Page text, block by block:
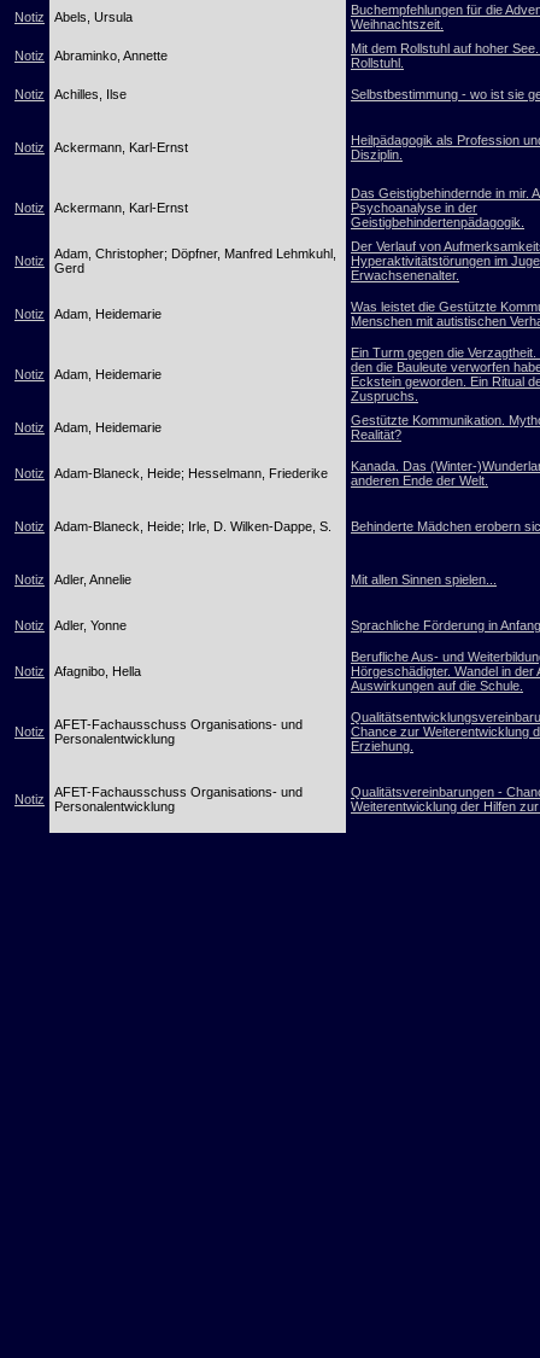
Notiz Abels, Ursula
Buchempfehlungen für die
Weihnachtszeit.
Notiz Abraminko, Annette
Mit dem Rollstuhl auf hoher
Rollstuhl.
Notiz Achilles, Ilse Selbstbestimmung - wo ist sie
Notiz Ackermann, Karl-Ernst
Heilpädagogik als Profession
Disziplin.
Notiz Ackermann, Karl-Ernst
Das Geistigbehindernde in mir.
Psychoanalyse in der
Geistigbehindertenpädagogik.
Notiz
Adam, Christopher; Döpfner, Manfred Lehmkuhl,
Gerd
Der Verlauf von
Hyperaktivitätstörungen im
Erwachsenenalter.
Notiz Adam, Heidemarie
Was leistet die Gestützte
Menschen mit autistischen
Notiz Adam, Heidemarie
Ein Turm gegen die
den die Bauleute verworfen
Eckstein geworden. Ein Ritual
Zuspruchs.
Notiz Adam, Heidemarie
Gestützte Kommunikation.
Realität?
Notiz Adam-Blaneck, Heide; Hesselmann, Friederike
Kanada. Das (Winter-
anderen Ende der Welt.
Notiz Adam-Blaneck, Heide; Irle, D. Wilken-Dappe, S. Behinderte Mädchen erobern
Notiz Adler, Annelie Mit allen Sinnen spielen...
Notiz Adler, Yonne Sprachliche Förderung in
Notiz Afagnibo, Hella
Berufliche Aus- und
Hörgeschädigter. Wandel in der
Auswirkungen auf die Schule.
Notiz
AFET-Fachausschuss Organisations- und
Personalentwicklung
Chance zur Weiterentwicklung
Erziehung.
Notiz
AFET-Fachausschuss Organisations- und
Personalentwicklung
Qualitätsvereinbarungen -
Weiterentwicklung der Hilfen